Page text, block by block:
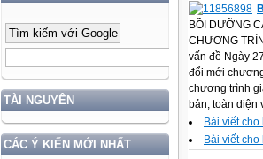
TÀI NGUYÊN
CÁC Ý KIẾN MỚI NHẤT
BỒI DƯỠNG
CHƯƠNG
vấn đề Ngày
đổi mới
chương trình
bản, toàn diện
Bài viết
Bài viết